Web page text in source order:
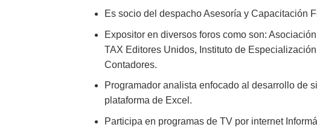
Es socio del despacho Asesoría y Capacitación
Expositor en diversos foros como son:
TAX Editores Unidos, Instituto de
Contadores.
Programador analista enfocado al desarrollo de
plataforma de Excel.
Participa en programas de TV por internet